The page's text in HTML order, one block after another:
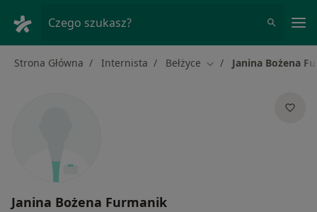
Czego szukasz?
Strona Główna Internista Bełżyce Zmień miasto
Janina Bożena
Janina Bożena Furmanik